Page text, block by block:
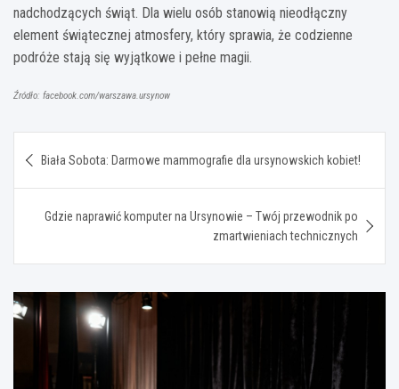
nadchodzących świąt. Dla wielu osób stanowią nieodłączny
element świątecznej atmosfery, który sprawia, że codzienne
podróże stają się wyjątkowe i pełne magii.
Źródło: facebook.com/warszawa.ursynow
wpisu
Biała Sobota: Darmowe mammografie dla ursynowskich kobiet!
Gdzie naprawić komputer na Ursynowie – Twój przewodnik po
zmartwieniach technicznych